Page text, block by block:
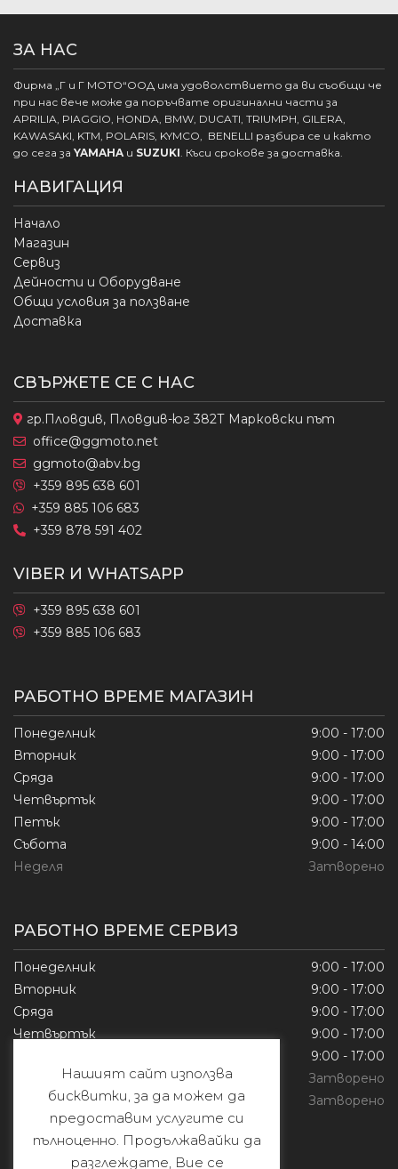
ЗА НАС
Фирма „Г и Г МОТО“ООД има удоволствието да ви съобщи че
при нас вече може да поръчвате оригинални части за
APRILIA, PIAGGIO, HONDA, BMW, DUCATI, TRIUMPH, GILERA,
KAWASAKI, KTM, POLARIS, KYMCO, BENELLI разбира се и както
до сега за YAMAHA и SUZUKI. Къси срокове за доставка.
НАВИГАЦИЯ
Начало
Магазин
Сервиз
Дейности и Оборудване
Общи условия за ползване
Доставка
СВЪРЖЕТЕ СЕ С НАС
гр.Пловдив, Пловдив-юг 382Т Марковски път
office@ggmoto.net
ggmoto@abv.bg
+359 895 638 601
+359 885 106 683
+359 878 591 402
VIBER И WHATSAPP
+359 895 638 601
+359 885 106 683
РАБОТНО ВРЕМЕ МАГАЗИН
Понеделник
9:00 - 17:00
Вторник
9:00 - 17:00
Сряда
9:00 - 17:00
Четвъртък
9:00 - 17:00
Петък
9:00 - 17:00
Събота
9:00 - 14:00
Неделя
Затворено
РАБОТНО ВРЕМЕ СЕРВИЗ
Понеделник
9:00 - 17:00
Вторник
9:00 - 17:00
Сряда
9:00 - 17:00
Четвъртък
9:00 - 17:00
9:00 - 17:00
Събота
Затворено
Неделя
Затворено
Нашият сайт използва
бисквитки, за да можем да
предоставим услугите си
пълноценно. Продължавайки да
разглеждате, Вие се